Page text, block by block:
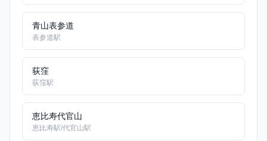
青山表参道
表参道駅
荻窪
荻窪駅
恵比寿代官山
恵比寿駅/代官山駅